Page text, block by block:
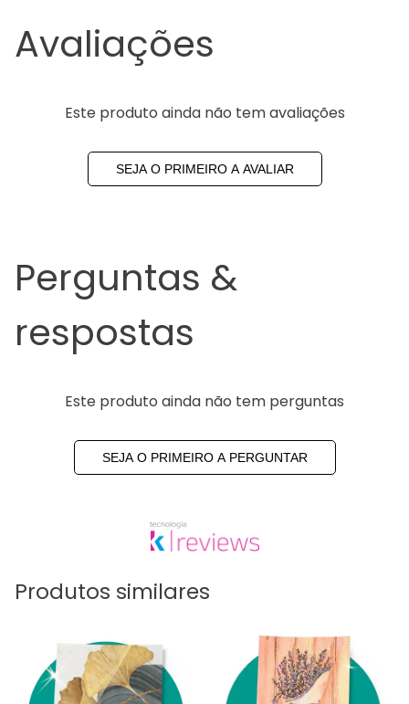
Avaliações
Este produto ainda não tem avaliações
SEJA O PRIMEIRO A AVALIAR
Perguntas &
respostas
Este produto ainda não tem perguntas
SEJA O PRIMEIRO A PERGUNTAR
Produtos similares